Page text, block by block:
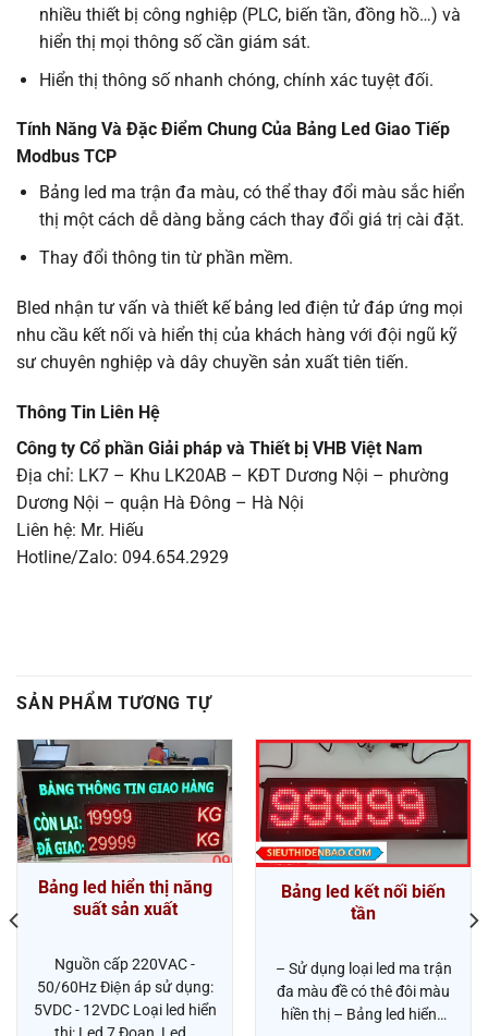
nhiều thiết bị công nghiệp (PLC, biến tần, đồng hồ…) và
hiển thị mọi thông số cần giám sát.
Hiển thị thông số nhanh chóng, chính xác tuyệt đối.
Tính Năng Và Đặc Điểm Chung Của Bảng Led Giao Tiếp
Modbus TCP
Bảng led ma trận đa màu, có thể thay đổi màu sắc hiển
thị một cách dễ dàng bằng cách thay đổi giá trị cài đặt.
Thay đổi thông tin từ phần mềm.
Bled nhận tư vấn và thiết kế bảng led điện tử đáp ứng mọi
nhu cầu kết nối và hiển thị của khách hàng với đội ngũ kỹ
sư chuyên nghiệp và dây chuyền sản xuất tiên tiến.
Thông Tin Liên Hệ
Công ty Cổ phần Giải pháp và Thiết bị VHB Việt Nam
Địa chỉ: LK7 – Khu LK20AB – KĐT Dương Nội – phường
Dương Nội – quận Hà Đông – Hà Nội
Liên hệ: Mr. Hiếu
Hotline/Zalo: 094.654.2929
SẢN PHẨM TƯƠNG TỰ
Bảng led hiển thị năng
suất sản xuất
Nguồn cấp 220VAC -
50/60Hz Điện áp sử dụng:
5VDC - 12VDC Loại led hiển
Bảng led kết nối biến
tần
– Sử dụng loại led ma trận
đa màu đề có thê đôi màu
hiền thị – Bảng led hiển…